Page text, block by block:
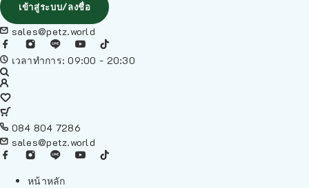
เข้าสู่ระบบ/ลงชื่อ
sales@petz.world
เวลาทำการ: 09:00 - 20:30
084 804 7286
sales@petz.world
หน้าหลัก